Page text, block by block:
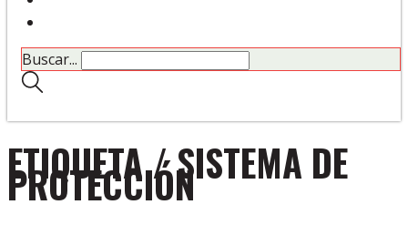
Buscar...
ETIQUETA /SISTEMA DE
PROTECCIÓN